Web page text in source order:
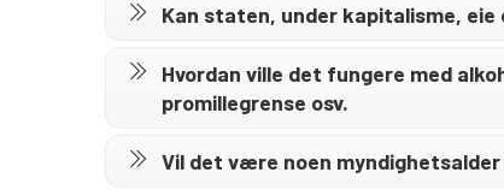
Kan staten, under kapitalisme, eie
Hvordan ville det fungere med
promillegrense osv.
Vil det være noen